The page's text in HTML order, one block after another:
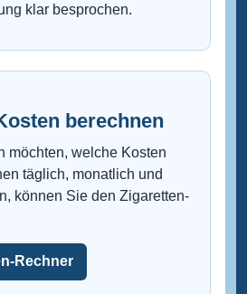
klar besprochen.
berechnen
möchten, welche Kosten
täglich, monatlich und
können Sie den Zigaretten-
Rechner